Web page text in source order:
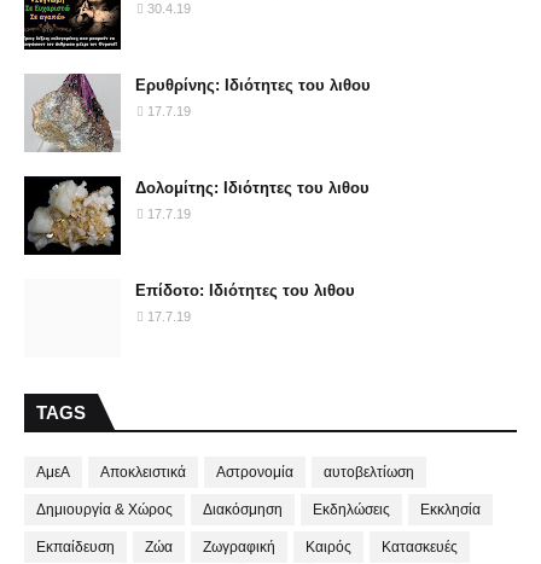
30.4.19
Ερυθρίνης: Ιδιότητες του λιθου
17.7.19
Δολομίτης: Ιδιότητες του λιθου
17.7.19
Επίδοτο: Ιδιότητες του λιθου
17.7.19
TAGS
ΑμεΑ Αποκλειστικά Αστρονομία αυτοβελτίωση
Δημιουργία & Χώρος Διακόσμηση Εκδηλώσεις Εκκλησία
Εκπαίδευση Ζώα Ζωγραφική Καιρός Κατασκευές